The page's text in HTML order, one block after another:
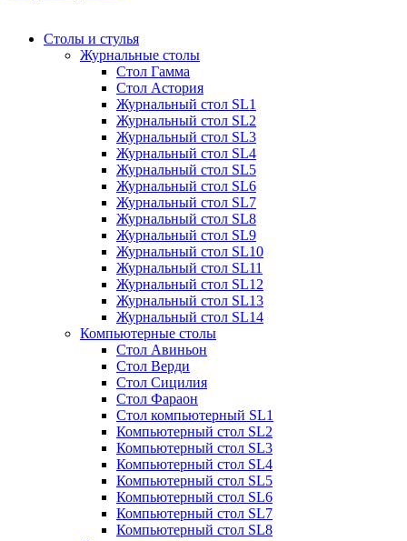
Cтолы и стулья
Журнальные столы
Стол Гамма
Стол Астория
Журнальный стол SL1
Журнальный стол SL2
Журнальный стол SL3
Журнальный стол SL4
Журнальный стол SL5
Журнальный стол SL6
Журнальный стол SL7
Журнальный стол SL8
Журнальный стол SL9
Журнальный стол SL10
Журнальный стол SL11
Журнальный стол SL12
Журнальный стол SL13
Журнальный стол SL14
Компьютерные столы
Стол Авиньон
Стол Верди
Стол Сицилия
Стол Фараон
Стол компьютерный SL1
Компьютерный стол SL2
Компьютерный стол SL3
Компьютерный стол SL4
Компьютерный стол SL5
Компьютерный стол SL6
Компьютерный стол SL7
Компьютерный стол SL8